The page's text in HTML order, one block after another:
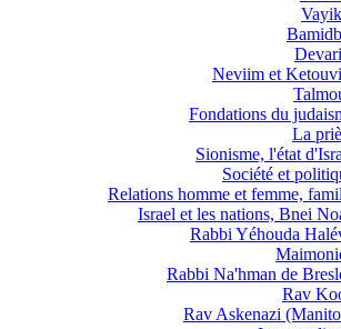
Neviim et
Fondations du
La
Sionisme, l'état
Société et
Relations homme et femme,
Israel et les nations, Bnei
Rabbi Yéhouda
Rabbi Na'hman de
Rav